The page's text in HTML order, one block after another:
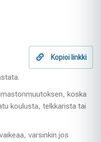
Kopioi linkki
koska
koulusta, telkkarista tai
varsinkin jos